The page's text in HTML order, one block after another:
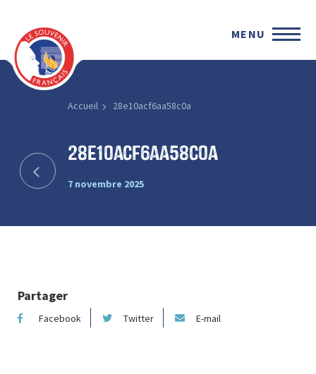
MENU
Accueil 28e10acf6aa58c0a
28e10acf6aa58c0a
7 novembre 2025
Partager
Facebook Twitter E-mail